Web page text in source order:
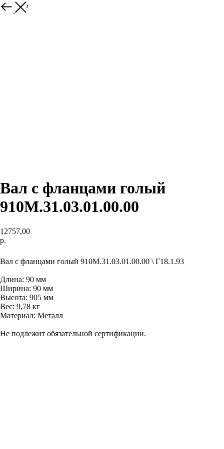
Закрыть
Вал с фланцами голый
910М.31.03.01.00.00
12757,00
р.
Вал с фланцами голый 910М.31.03.01.00.00 \ Г18.1.93
Длина: 90 мм
Ширина: 90 мм
Высота: 905 мм
Вес: 9,78 кг
Материал: Металл
Не подлежит обязательной сертификации.